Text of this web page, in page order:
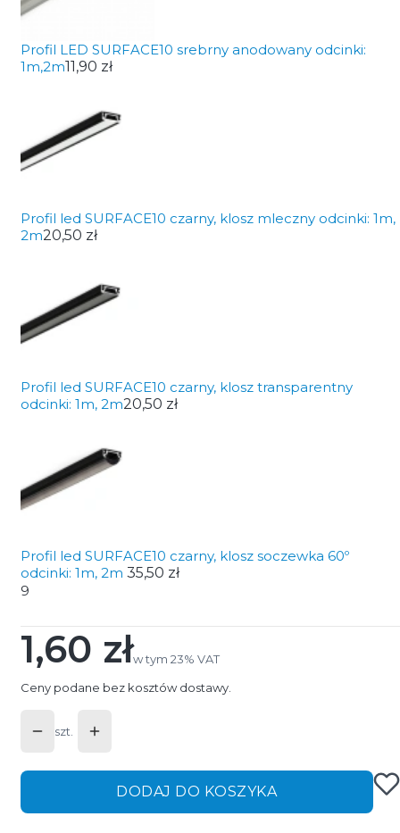
Profil LED SURFACE10 srebrny anodowany odcinki:
1m,2m11,90 zł
Profil led SURFACE10 czarny, klosz mleczny odcinki: 1m,
2m20,50 zł
Profil led SURFACE10 czarny, klosz transparentny
odcinki: 1m, 2m20,50 zł
Profil led SURFACE10 czarny, klosz soczewka 60º
odcinki: 1m, 2m 35,50 zł
9
Cena
1,60 złw tym 23% VAT
w tym 23% VAT
Ceny podane bez kosztów dostawy.
szt.
DODAJ DO KOSZYKA